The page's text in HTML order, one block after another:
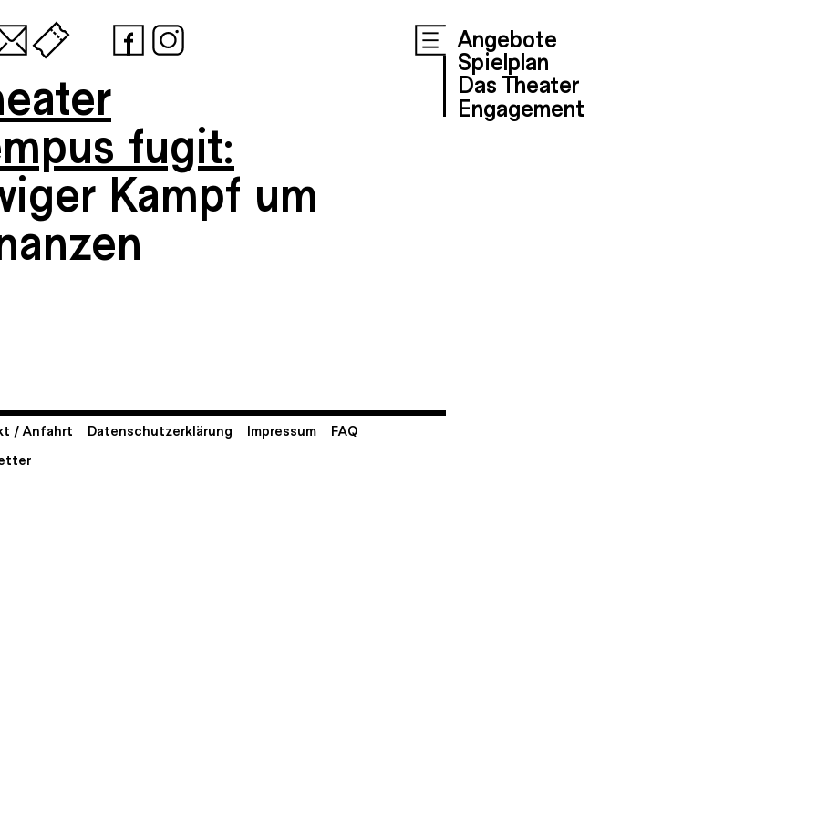
Angebote
Spielplan
Das Theater
Engagement
fugit:
Kampf um
/ Anfahrt Datenschutzerklärung Impressum
FAQ